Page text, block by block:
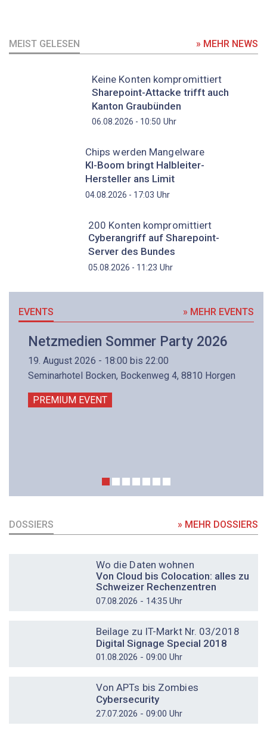
MEIST GELESEN » MEHR NEWS
Keine Konten kompromittiert
Sharepoint-Attacke trifft auch
Kanton Graubünden
06.08.2026 - 10:50 Uhr
Chips werden Mangelware
KI-Boom bringt Halbleiter-
Hersteller ans Limit
04.08.2026 - 17:03 Uhr
200 Konten kompromittiert
Cyberangriff auf Sharepoint-
Server des Bundes
05.08.2026 - 11:23 Uhr
EVENTS » MEHR EVENTS
Netzmedien Sommer Party 2026
19. August 2026 - 18:00 bis 22:00
Seminarhotel Bocken, Bockenweg 4, 8810 Horgen
PREMIUM EVENT
DOSSIERS » MEHR DOSSIERS
Wo die Daten wohnen
Von Cloud bis Colocation: alles zu
Schweizer Rechenzentren
07.08.2026 - 14:35 Uhr
Beilage zu IT-Markt Nr. 03/2018
Digital Signage Special 2018
01.08.2026 - 09:00 Uhr
Von APTs bis Zombies
Cybersecurity
27.07.2026 - 09:00 Uhr